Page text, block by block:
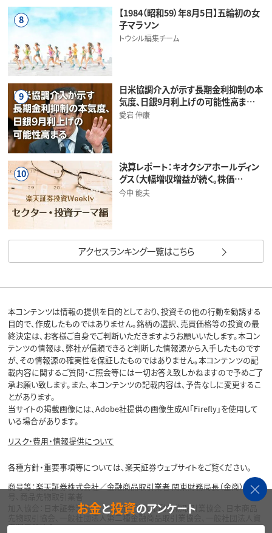
8
【1984（昭和59）年8月5日】五輪初の女
子マラソン
トウシル編集チーム
9
日米協調介入が示す長期金利抑制の本
気度、日銀9月利上げの可能性高ま…
愛宕 伸康
10
決算レポート：キオクシアホールディン
グス（大幅増収増益が続く。株価…
今中 能夫
アクセスランキング一覧はこちら
本コンテンツは情報の提供を目的としており、投資その他の行動を勧誘する
目的で、作成したものではありません。銘柄の選択、売買価格等の投資の最
終決定は、お客様ご自身でご判断いただきますようお願いいたします。本コン
テンツの情報は、弊社が信頼できると判断した情報源から入手したものです
が、その情報源の確実性を保証したものではありません。本コンテンツの記
載内容に関するご質問・ご照会等には一切お答え致しかねますので予めご了
承お願い致します。また、本コンテンツの記載内容は、予告なしに変更するこ
とがあります。
当サイトの掲載画像には、Adobe社提供の画像生成AI「Firefly」を使用して
いる場合があります。
リスク・費用・情報提供について
各種方針・重要事項等については、楽天証券ウェブサイトをご覧ください。
商号等：楽天証券株式会社／金融商品取引業者 関東財務局長（金商）第195
加入協会：日本証券業協会、一般社団法人金融先物取引業協会、日本商品
先物取引協会、一般社団法人第二種金融商品取引業協会、一般社団法人資
産運用業協会
お金と投資のアンケート